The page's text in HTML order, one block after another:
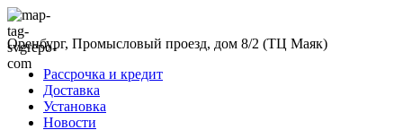
Оренбург, Промысловый проезд, дом 8/2 (ТЦ Маяк)
Рассрочка и кредит
Доставка
Установка
Новости